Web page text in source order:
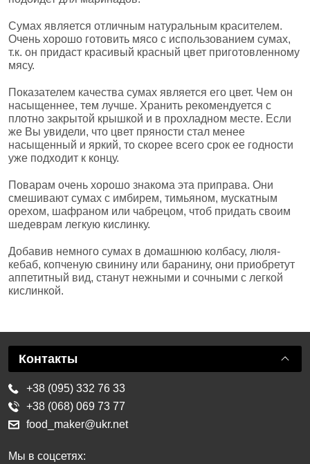
Сумах является отличным натуральным красителем.
Очень хорошо готовить мясо с использованием сумах,
т.к. он придаст красивый красный цвет приготовленному
мясу.
Показателем качества сумах является его цвет. Чем он
насыщеннее, тем лучше. Хранить рекомендуется с
плотно закрытой крышкой и в прохладном месте. Если
же Вы увидели, что цвет пряности стал менее
насыщенный и яркий, то скорее всего срок ее годности
уже подходит к концу.
Поварам очень хорошо знакома эта приправа. Они
смешивают сумах с имбирем, тимьяном, мускатным
орехом, шафраном или чабрецом, чтоб придать своим
шедеврам легкую кислинку.
Добавив немного сумах в домашнюю колбасу, люля-
кебаб, копченую свинину или баранину, они приобретут
аппетитный вид, станут нежными и сочными с легкой
кислинкой.
Контакты
+38 (095) 332 76 33
+38 (068) 069 73 77
food_maker@ukr.net
Мы в соцсетях: